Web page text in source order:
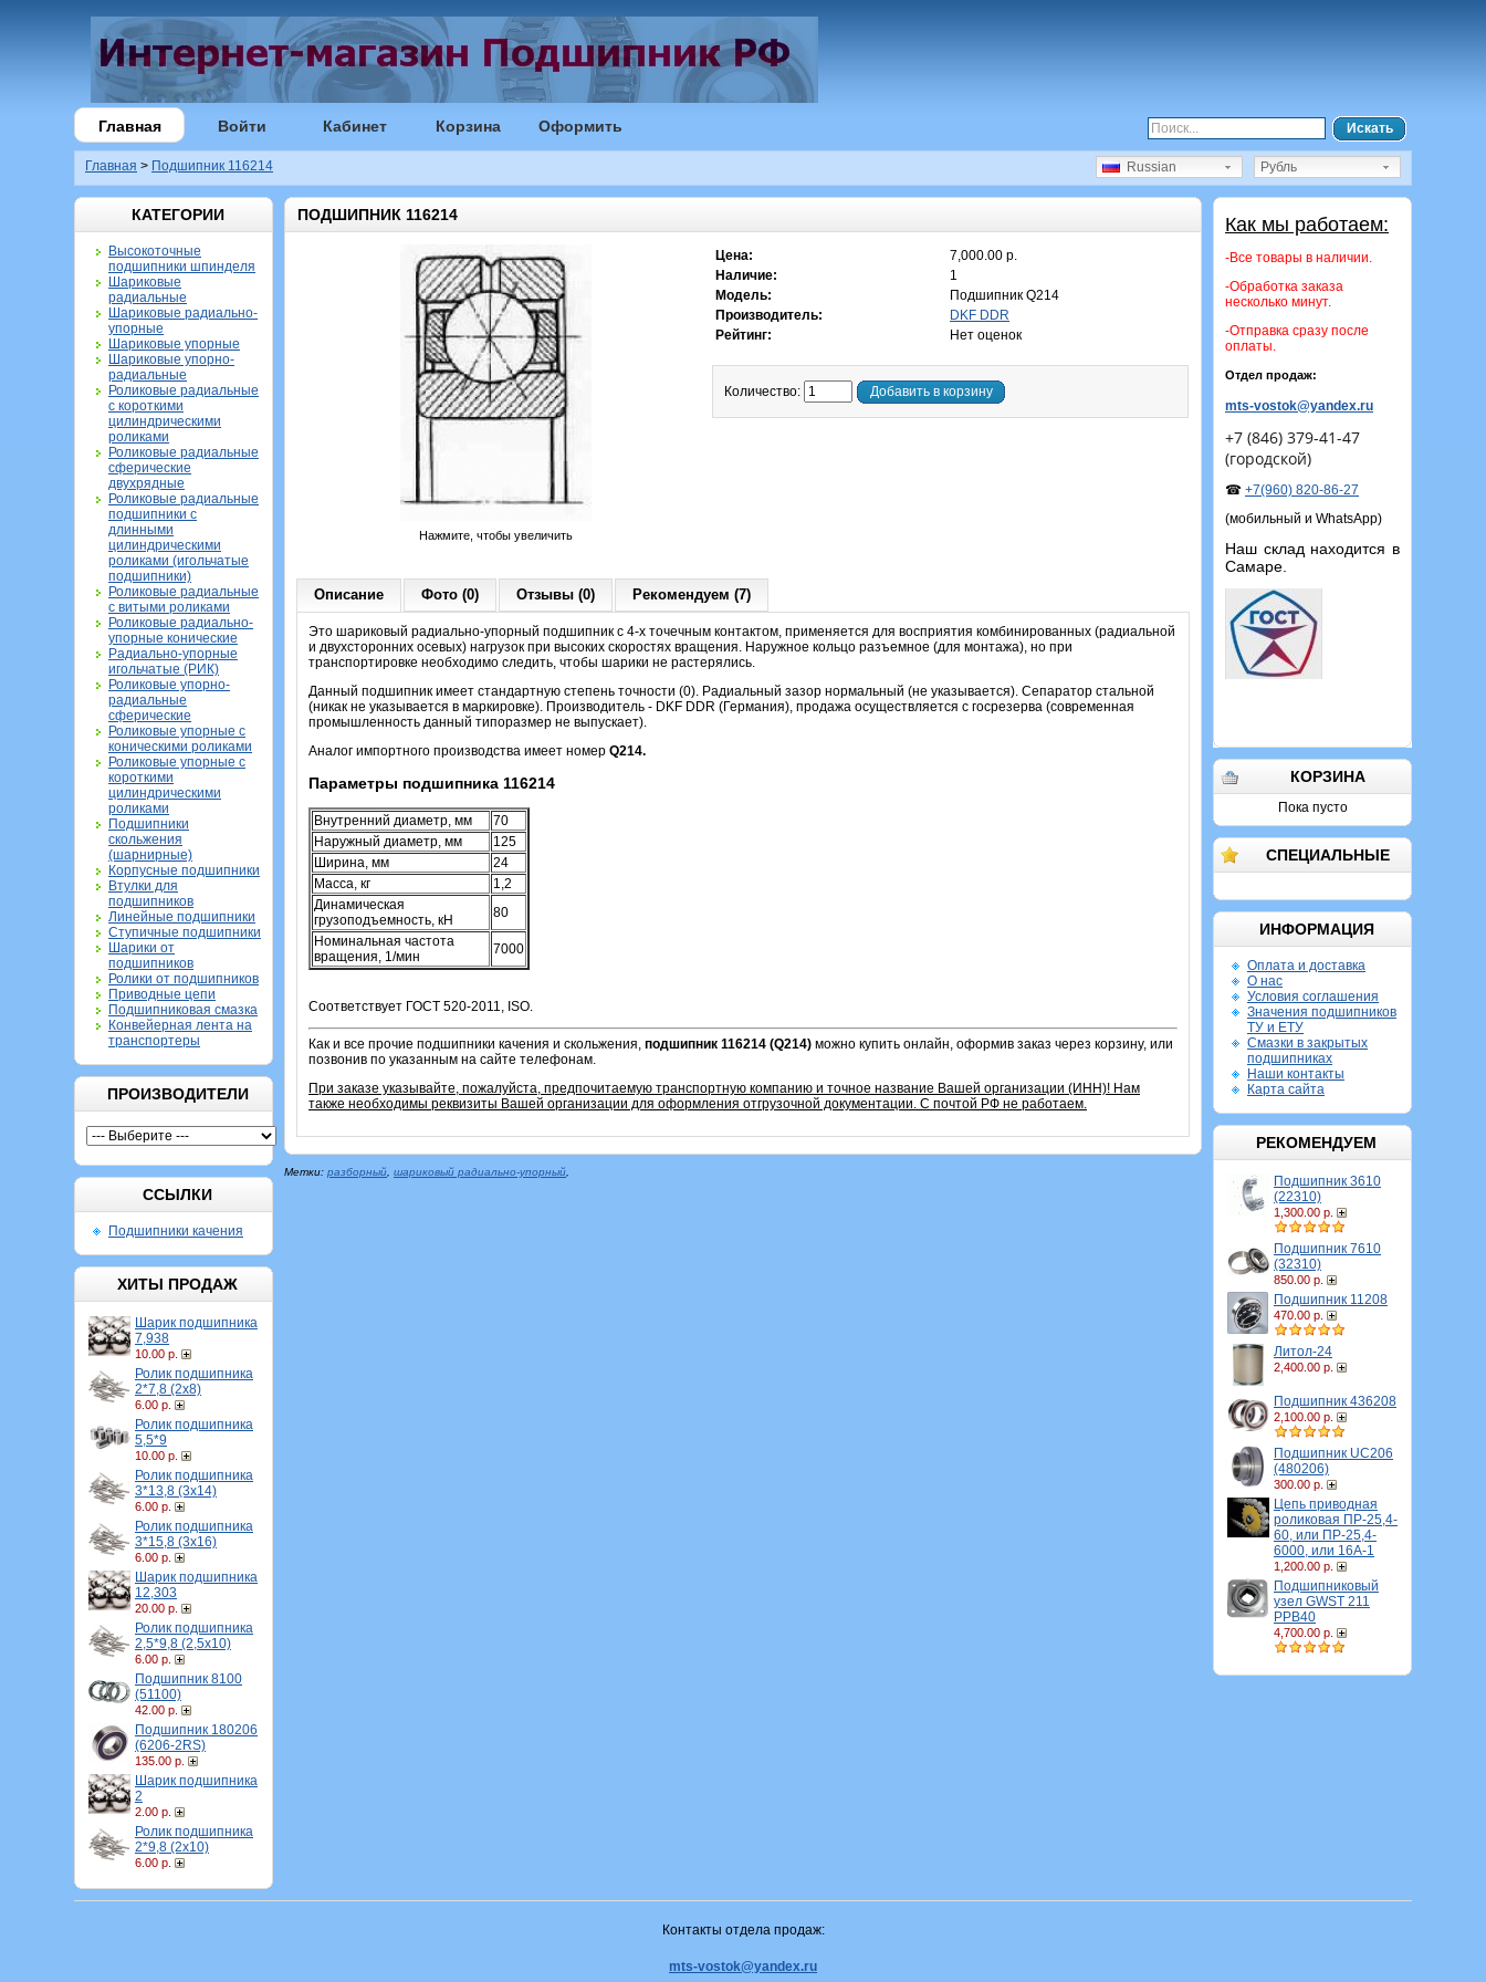
Главная Войти Кабинет Корзина Оформить Искать
Главная > Подшипник 116214 Рубль
Russian
КАТЕГОРИИ
Высокоточные
подшипники шпинделя
Шариковые
радиальные
Шариковые радиально-
упорные
Шариковые упорные
Шариковые упорно-
радиальные
Роликовые радиальные
с короткими
цилиндрическими
роликами
Роликовые радиальные
сферические
двухрядные
Роликовые радиальные
подшипники с
длинными
цилиндрическими
роликами (игольчатые
подшипники)
Роликовые радиальные
с витыми роликами
Роликовые радиально-
упорные конические
Радиально-упорные
игольчатые (РИК)
Роликовые упорно-
радиальные
сферические
Роликовые упорные с
коническими роликами
Роликовые упорные с
короткими
цилиндрическими
роликами
Подшипники
скольжения
(шарнирные)
Корпусные подшипники
Втулки для
подшипников
Линейные подшипники
Ступичные подшипники
Шарики от
подшипников
Ролики от подшипников
Приводные цепи
Подшипниковая смазка
Конвейерная лента на
транспортеры
ПРОИЗВОДИТЕЛИ
ССЫЛКИ
Подшипники качения
ХИТЫ ПРОДАЖ
Шарик подшипника
7,938
10.00 р.
Ролик подшипника
2*7,8 (2х8)
6.00 р.
Ролик подшипника
5,5*9
10.00 р.
Ролик подшипника
3*13,8 (3х14)
6.00 р.
Ролик подшипника
3*15,8 (3х16)
6.00 р.
Шарик подшипника
12,303
20.00 р.
Ролик подшипника
2,5*9,8 (2,5х10)
6.00 р.
Подшипник 8100
(51100)
42.00 р.
Подшипник 180206
(6206-2RS)
135.00 р.
Шарик подшипника
2
2.00 р.
Ролик подшипника
2*9,8 (2х10)
6.00 р.
Как мы работаем:
-Все товары в наличии.
-Обработка заказа
несколько минут.
-Отправка сразу после
оплаты.
Отдел продаж:
mts-vostok@yandex.ru
+7 (846) 379-41-47
(городской)
☎ +7(960) 820-86-27
(мобильный и WhatsApp)
Наш склад находится в
Самаре.
КОРЗИНА
Пока пусто
СПЕЦИАЛЬНЫЕ
ИНФОРМАЦИЯ
Оплата и доставка
О нас
Условия соглашения
Значения подшипников
ТУ и ЕТУ
Смазки в закрытых
подшипниках
Наши контакты
Карта сайта
РЕКОМЕНДУЕМ
Подшипник 3610
(22310)
1,300.00 р.
Подшипник 7610
(32310)
850.00 р.
Подшипник 11208
470.00 р.
Литол-24
2,400.00 р.
Подшипник 436208
2,100.00 р.
Подшипник UC206
(480206)
300.00 р.
Цепь приводная
роликовая ПР-25,4-
60, или ПР-25,4-
6000, или 16A-1
1,200.00 р.
Подшипниковый
узел GWST 211
PPB40
4,700.00 р.
ПОДШИПНИК 116214
Нажмите, чтобы увеличить
Цена:
7,000.00 р.
Наличие:
1
Модель:
Подшипник Q214
Производитель:
DKF DDR
Рейтинг:
Нет оценок
Количество: Добавить в корзину
Описание Фото (0) Отзывы (0) Рекомендуем (7)
Это шариковый радиально-упорный подшипник с 4-х точечным контактом, применяется для восприятия комбинированных (радиальной
и двухсторонних осевых) нагрузок при высоких скоростях вращения. Наружное кольцо разъемное (для монтажа), но при
транспортировке необходимо следить, чтобы шарики не растерялись.
Данный подшипник имеет стандартную степень точности (0). Радиальный зазор нормальный (не указывается). Сепаратор стальной
(никак не указывается в маркировке). Производитель - DKF DDR (Германия), продажа осуществляется с госрезерва (современная
промышленность данный типоразмер не выпускает).
Аналог импортного производства имеет номер Q214.
Параметры подшипника 116214
Внутренний диаметр, мм
70
Наружный диаметр, мм
125
Ширина, мм
24
Масса, кг
1,2
Динамическая
грузоподъемность, кН
80
Номинальная частота
вращения, 1/мин
7000
Соответствует ГОСТ 520-2011, ISO.
Как и все прочие подшипники качения и скольжения, подшипник 116214 (Q214) можно купить онлайн, оформив заказ через корзину, или
позвонив по указанным на сайте телефонам.
При заказе указывайте, пожалуйста, предпочитаемую транспортную компанию и точное название Вашей организации (ИНН)! Нам
также необходимы реквизиты Вашей организации для оформления отгрузочной документации. С почтой РФ не работаем.
Метки: разборный шариковый радиально-упорный
Контакты отдела продаж:
mts-vostok@yandex.ru